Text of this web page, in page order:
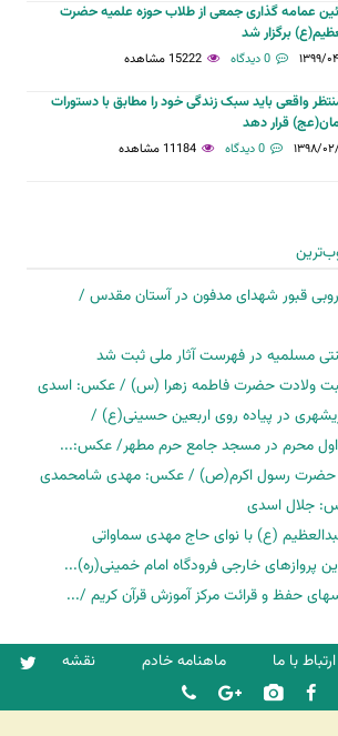
عمامه گذاری جمعی از طلاب حوزه علمیه حضرت
برگزار شد
۰۴/۱۶ 0 دیدگاه 15222 مشاهده
واقعی باید سبک زندگی خود را مطابق با دستورات
قرار دهد
۰۲/۰۳ 0 دیدگاه 11184 مشاهده
قبور شهدای مدفون در آستان مقدس /
مسلمیه در فهرست آثار ملی ثبت شد
ولادت حضرت فاطمه زهرا (س) / عکس: اسدی
در پیاده روی اربعین حسینی(ع) /
اول محرم در مسجد جامع حرم مطهر/ عکس:...
حضرت رسول اکرم(ص) / عکس: مهدی شامحمدی
جلال اسدی
(ع) با نوای حاج مهدی سماواتی
پروازهای خارجی فرودگاه امام خمینی(ره)...
حفظ و قرائت مرکز آموزش قرآن کریم /...
ارتباط با ما ماهنامه خادم نقشه